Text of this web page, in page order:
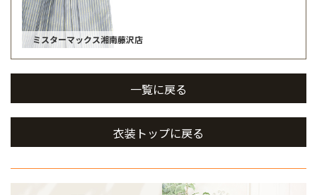
ミスターマックス湘南藤沢店
一覧に戻る
衣装トップに戻る